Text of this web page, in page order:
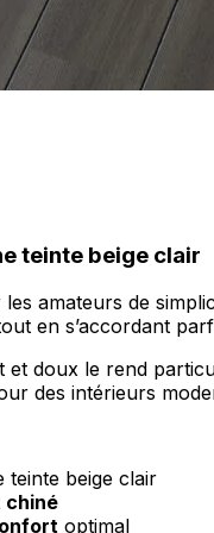
teinte beige clair
amateurs de
en s’accordant
doux le rend
des intérieurs
teinte beige clair
optimal
utilisation de leurs services.
Indispensables
Les cookies indispensables
ne stockent aucune donnée
Les cookies liés aux
comme votre langue préférée